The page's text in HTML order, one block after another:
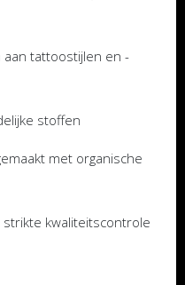
tattoostijlen en -
stoffen
met organische
kwaliteitscontrole